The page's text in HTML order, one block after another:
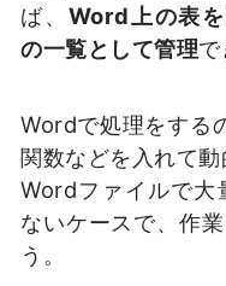
ば、 Word上の表
の一覧として管理で
Wordで処理をする
関数などを入れて動
Wordファイルで大
ないケースで、作
う。